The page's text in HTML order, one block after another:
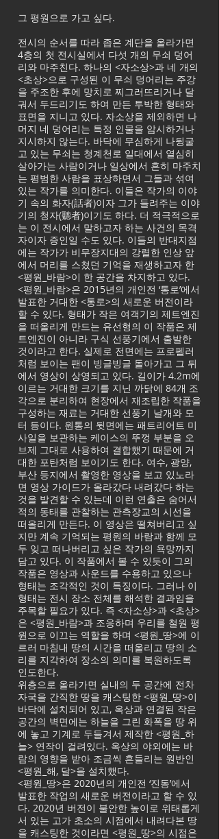
그 평원으로 가고 싶다.
전시의 순서를 따라 좁은 계단을 올라가면
4층의 첫 전시실에서 다섯 개의 무쇠 덩어
리와 마주친다. 하나의 <자소상>과 네 개의
<초상>으로 구성된 이 무쇠 덩어리는 주강
을 주조한 후에 망치로 찌그러뜨리거나 달
궈서 두드리기도 하여 만든 투박한 형태와
표면을 지니고 있다. 자소상을 제외하면 나
머지 네 덩어리는 특정 인물을 암시하거나
지시하지 않는다. 바닥에 무심하게 나뒹굴
고 있는 무쇠는 청계천로 일대에서 열심히
살아가는 사람이거나 일상에서 흔히 마주치
는 평범한 사람을 표상하면서 그들과 섞여
있는 작가를 의미한다. 이들은 작가의 이야
기 속의 화자(話者)이자 그가 들려주는 이야
기의 청자(聽者)이기도 하다. 더 적극적으로
는 이 전시에서 말하고자 하는 사건의 목격
자이자 증인일 수도 있다. 이들의 반대지점
에는 작가가 비무장지대의 강렬한 인상 앞
에서 머리를 스쳤던 기억을 재생하고자 한
<평원_바람>이 한 공간을 차지하고 있다.
<평원_바람>은 2015년의 개인전 ‘통로’에서
발표한 거대한 <통로>의 새로운 버전이라
할 수 있다. 형태가 작은 여객기의 제트엔진
을 떠올리게 만드는 유선형의 이 작품은 제
트엔진이 아니라 구식 선풍기에서 출발한
것이라고 한다. 실제로 전면에는 프로펠러
처럼 보이는 팬이 빙글빙글 돌아가고 그 뒤
에서 영상이 상영되고 있다. 길이가 4.2m에
이르는 거대한 크기를 지닌 까닭에 84개 조
각으로 분리하여 현장에서 재조립한 작품을
구성하는 재료는 거대한 선풍기 날개와 모
터 등이다. 원통의 뒷면에는 패트리어트 미
사일을 보관하는 케이스의 뚜껑 부분을 오
브제 그대로 사용하여 결합했기 때문에 거
대한 포탄처럼 보이기도 한다. 여수, 광양,
부산 등지에서 촬영한 영상을 보고 있노라
면 영상 가이드가 올라갔다 내려갔다 하는
것을 발견할 수 있는데 이런 연출은 숨어서
적의 동태를 관찰하는 관측장교의 시선을
떠올리게 만든다. 이 영상은 떨쳐버리고 싶
지만 계속 기억되는 평원의 바람과 함께 모
두 잊고 떠나버리고 싶은 작가의 욕망까지
담고 있다. 이 작품에서 볼 수 있듯이 그의
작품은 영상과 사운드를 수용하고 있으나
형태는 조각적인 것이 특징이다. 그러나 이
형태는 전시 장소 전체를 해석한 결과임을
주목할 필요가 있다. 즉 <자소상>과 <초상>
은 <평원_바람>과 조응하며 우리를 철원 평
원으로 이끄는 역할을 하며 <평원_땅>에 이
르러 마침내 땅의 시간을 떠올리고 땅의 소
리를 지각하여 장소의 의미를 복원하도록
인도한다.
위층으로 올라가면 실내의 두 공간에 전차
자국을 간직한 땅을 캐스팅한 <평원_땅>이
바닥에 설치되어 있고, 옥상과 연결된 작은
공간의 벽면에는 하늘을 그린 화폭을 땅 위
에 놓고 기계로 두들겨서 제작한 <평원_하
늘> 연작이 걸려있다. 옥상의 야외에는 바
람의 영향을 받아 조금씩 흔들리는 원반인
<평원_해, 달>을 설치했다.
<평원_땅>은 2020년의 개인전 ‘진동’에서
발표한 작업의 새로운 버전이라고 할 수 있
다. 2020년 버전이 불안한 높이로 위태롭게
서 있는 고가 초소의 시점에서 내려다본 땅
을 캐스팅한 것이라면 <평원_땅>의 시점은